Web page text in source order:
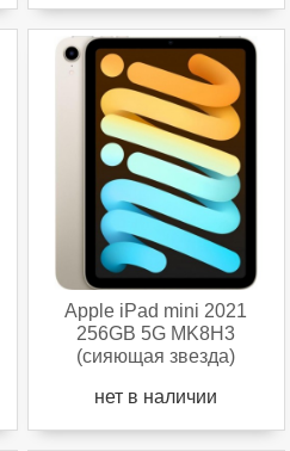
Apple iPad mini 2021
256GB 5G MK8H3
(сияющая звезда)
нет в наличии